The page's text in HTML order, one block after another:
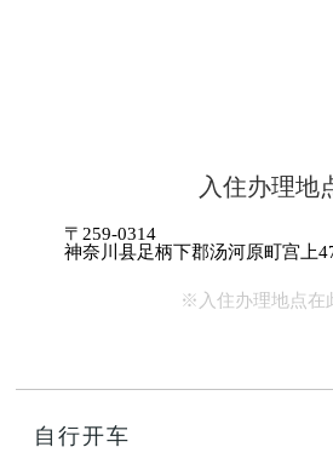
入住办理地
〒259-0314
神奈川县足柄下郡汤河原町宫上
※入住办理地点在
自行开车